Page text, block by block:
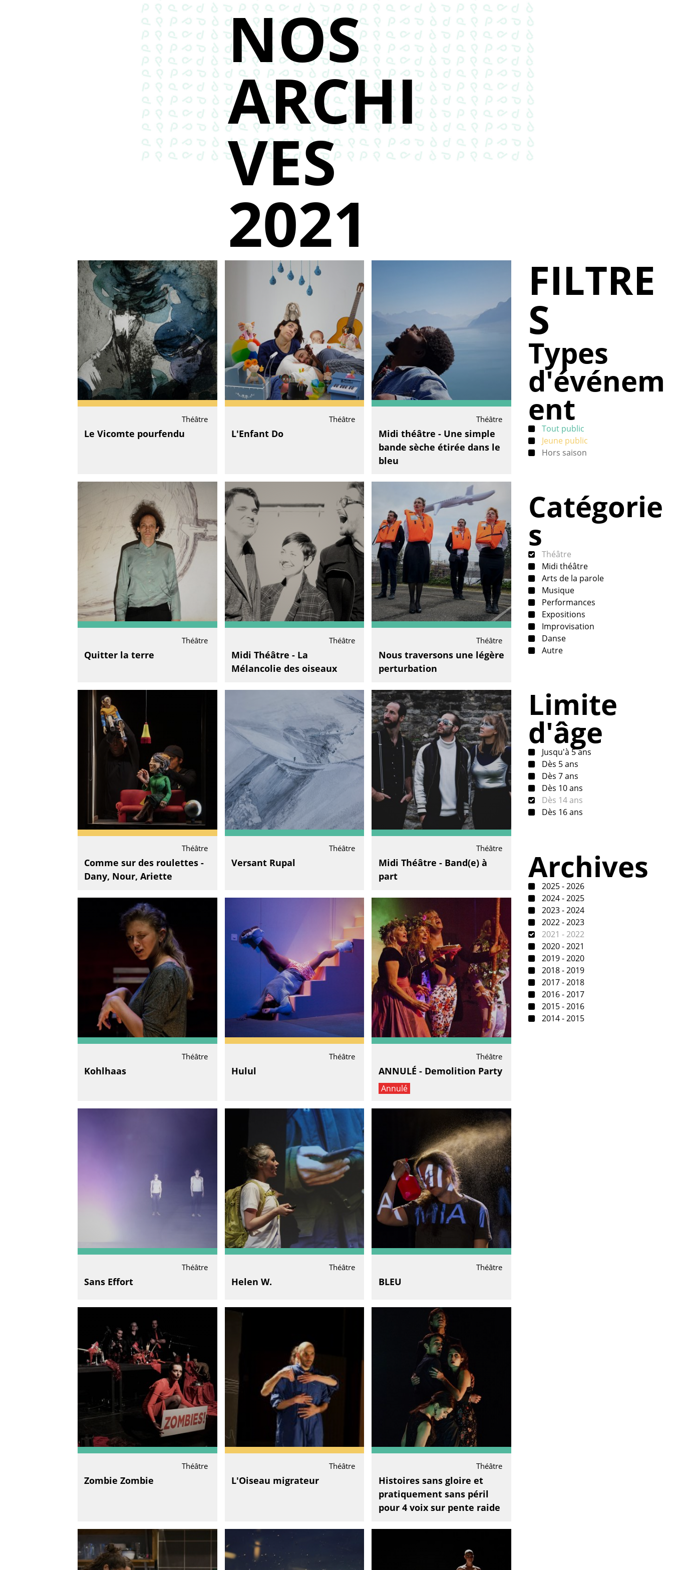
NOS
ARCHI
VES
2021
Théâtre
Le Vicomte pourfendu
Théâtre
L'Enfant Do
Théâtre
Midi théâtre - Une simple
bande sèche étirée dans le
bleu
Théâtre
Quitter la terre
Théâtre
Midi Théâtre - La
Mélancolie des oiseaux
Théâtre
Nous traversons une légère
perturbation
Théâtre
Comme sur des roulettes -
Dany, Nour, Ariette
Théâtre
Versant Rupal
Théâtre
Midi Théâtre - Band(e) à
part
Théâtre
Kohlhaas
Théâtre
Hulul
Théâtre
ANNULÉ - Demolition Party
Annulé
Théâtre
Sans Effort
Théâtre
Helen W.
Théâtre
BLEU
Théâtre
Zombie Zombie
Théâtre
L'Oiseau migrateur
Théâtre
Histoires sans gloire et
pratiquement sans péril
pour 4 voix sur pente raide
FILTRE
S
Types
d'événem
ent
Tout public
Jeune public
Hors saison
Catégorie
s
Théâtre
Midi théâtre
Arts de la parole
Musique
Performances
Expositions
Improvisation
Danse
Autre
Limite
d'âge
Jusqu'à 5 ans
Dès 5 ans
Dès 7 ans
Dès 10 ans
Dès 14 ans
Dès 16 ans
Archives
2025 - 2026
2024 - 2025
2023 - 2024
2022 - 2023
2021 - 2022
2020 - 2021
2019 - 2020
2018 - 2019
2017 - 2018
2016 - 2017
2015 - 2016
2014 - 2015